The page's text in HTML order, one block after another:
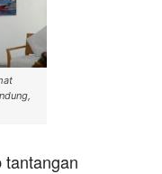
tantangan